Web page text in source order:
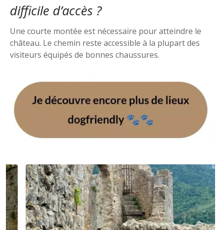
difficile d’accès ?
Une courte montée est nécessaire pour atteindre le
château. Le chemin reste accessible à la plupart des
visiteurs équipés de bonnes chaussures.